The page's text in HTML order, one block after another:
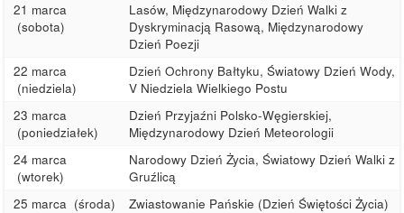
21 marca
(sobota)
Lasów, Międzynarodowy Dzień Walki z
Dyskryminacją Rasową, Międzynarodowy
Dzień Poezji
22 marca
(niedziela)
Dzień Ochrony Bałtyku, Światowy Dzień Wody,
V Niedziela Wielkiego Postu
23 marca
(poniedziałek)
Dzień Przyjaźni Polsko-Węgierskiej,
Międzynarodowy Dzień Meteorologii
24 marca
(wtorek)
Narodowy Dzień Życia, Światowy Dzień Walki z
Gruźlicą
25 marca (środa)
Zwiastowanie Pańskie (Dzień Świętości Życia)